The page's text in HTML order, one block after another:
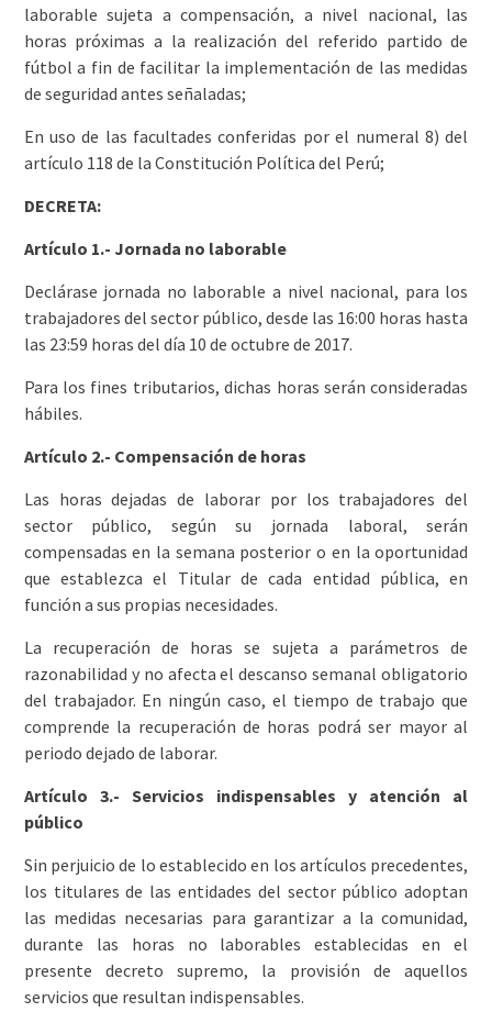
laborable sujeta a compensación, a nivel nacional, las
horas próximas a la realización del referido partido de
fútbol a fin de facilitar la implementación de las medidas
de seguridad antes señaladas;
En uso de las facultades conferidas por el numeral 8) del
artículo 118 de la Constitución Política del Perú;
DECRETA:
Artículo 1.- Jornada no laborable
Declárase jornada no laborable a nivel nacional, para los
trabajadores del sector público, desde las 16:00 horas hasta
las 23:59 horas del día 10 de octubre de 2017.
Para los fines tributarios, dichas horas serán consideradas
hábiles.
Artículo 2.- Compensación de horas
Las horas dejadas de laborar por los trabajadores del
sector público, según su jornada laboral, serán
compensadas en la semana posterior o en la oportunidad
que establezca el Titular de cada entidad pública, en
función a sus propias necesidades.
La recuperación de horas se sujeta a parámetros de
razonabilidad y no afecta el descanso semanal obligatorio
del trabajador. En ningún caso, el tiempo de trabajo que
comprende la recuperación de horas podrá ser mayor al
periodo dejado de laborar.
Artículo 3.- Servicios indispensables y atención al
público
Sin perjuicio de lo establecido en los artículos precedentes,
los titulares de las entidades del sector público adoptan
las medidas necesarias para garantizar a la comunidad,
durante las horas no laborables establecidas en el
presente decreto supremo, la provisión de aquellos
servicios que resultan indispensables.